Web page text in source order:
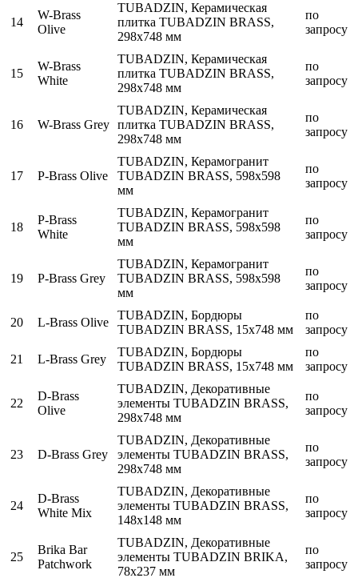
14
W-Brass
Olive
TUBADZIN, Керамическая
плитка TUBADZIN BRASS,
298x748 мм
по
запросу
15
W-Brass
White
TUBADZIN, Керамическая
плитка TUBADZIN BRASS,
298x748 мм
по
запросу
16 W-Brass Grey
TUBADZIN, Керамическая
плитка TUBADZIN BRASS,
298x748 мм
по
запросу
17 P-Brass Olive
TUBADZIN, Керамогранит
TUBADZIN BRASS, 598x598
мм
по
запросу
18
P-Brass
White
TUBADZIN, Керамогранит
TUBADZIN BRASS, 598x598
мм
по
запросу
19 P-Brass Grey
TUBADZIN, Керамогранит
TUBADZIN BRASS, 598x598
мм
по
запросу
20 L-Brass Olive
TUBADZIN, Бордюры
TUBADZIN BRASS, 15x748 мм
по
запросу
21 L-Brass Grey
TUBADZIN, Бордюры
TUBADZIN BRASS, 15x748 мм
по
запросу
22
D-Brass
Olive
TUBADZIN, Декоративные
элементы TUBADZIN BRASS,
298x748 мм
по
запросу
23 D-Brass Grey
TUBADZIN, Декоративные
элементы TUBADZIN BRASS,
298x748 мм
по
запросу
24
D-Brass
White Mix
TUBADZIN, Декоративные
элементы TUBADZIN BRASS,
148x148 мм
по
запросу
25
Brika Bar
Patchwork
TUBADZIN, Декоративные
элементы TUBADZIN BRIKA,
78x237 мм
по
запросу